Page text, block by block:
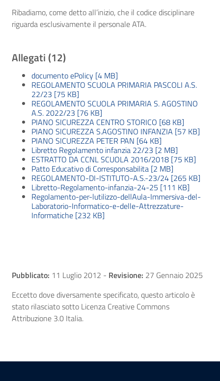
Ribadiamo, come detto all’inizio, che il codice disciplinare
riguarda esclusivamente il personale ATA.
Allegati (12)
documento ePolicy [4 MB]
REGOLAMENTO SCUOLA PRIMARIA PASCOLI A.S.
22/23 [75 KB]
REGOLAMENTO SCUOLA PRIMARIA S. AGOSTINO
A.S. 2022/23 [76 KB]
PIANO SICUREZZA CENTRO STORICO [68 KB]
PIANO SICUREZZA S.AGOSTINO INFANZIA [57 KB]
PIANO SICUREZZA PETER PAN [64 KB]
Libretto Regolamento infanzia 22/23 [2 MB]
ESTRATTO DA CCNL SCUOLA 2016/2018 [75 KB]
Patto Educativo di Corresponsabilita [2 MB]
REGOLAMENTO-DI-ISTITUTO-A.S.-23/24 [265 KB]
Libretto-Regolamento-infanzia-24-25 [111 KB]
Regolamento-per-lutilizzo-dellAula-Immersiva-del-
Laboratorio-Informatico-e-delle-Attrezzature-
Informatiche [232 KB]
Pubblicato: 11 Luglio 2012 - Revisione: 27 Gennaio 2025
Eccetto dove diversamente specificato, questo articolo è
stato rilasciato sotto Licenza Creative Commons
Attribuzione 3.0 Italia.